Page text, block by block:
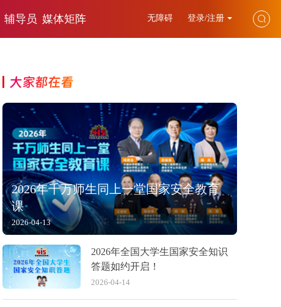
辅导员 媒体矩阵 无障碍 登录/注册
大家都在看
2026年千万师生同上一堂国家安全教育
课
2026-04-13
2026年全国大学生国家安全知识
答题如约开启！
2026-04-14